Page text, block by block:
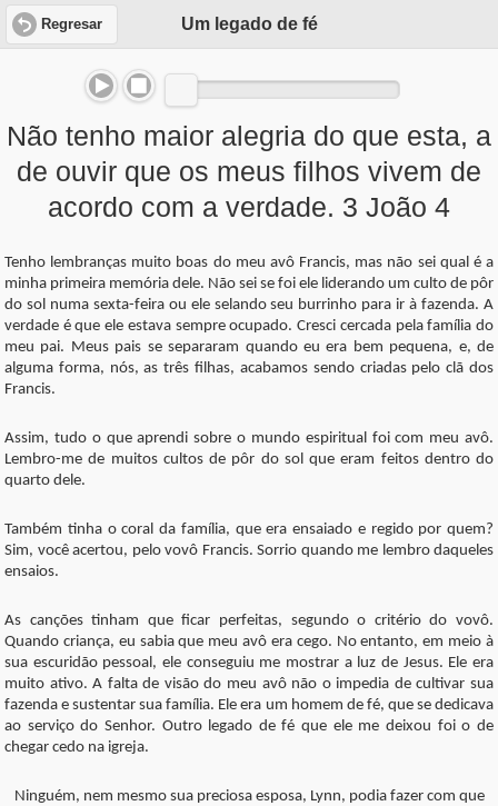
Regresar Um legado de fé
Não tenho maior alegria do que esta, a
de ouvir que os meus filhos vivem de
acordo com a verdade. 3 João 4
Tenho lembranças muito boas do meu avô Francis, mas não sei qual é a
minha primeira memória dele. Não sei se foi ele liderando um culto de pôr
do sol numa sexta-feira ou ele selando seu burrinho para ir à fazenda. A
verdade é que ele estava sempre ocupado. Cresci cercada pela família do
meu pai. Meus pais se separaram quando eu era bem pequena, e, de
alguma forma, nós, as três filhas, acabamos sendo criadas pelo clã dos
Francis.
Assim, tudo o que aprendi sobre o mundo espiritual foi com meu avô.
Lembro-me de muitos cultos de pôr do sol que eram feitos dentro do
quarto dele.
Também tinha o coral da família, que era ensaiado e regido por quem?
Sim, você acertou, pelo vovô Francis. Sorrio quando me lembro daqueles
ensaios.
As canções tinham que ficar perfeitas, segundo o critério do vovô.
Quando criança, eu sabia que meu avô era cego. No entanto, em meio à
sua escuridão pessoal, ele conseguiu me mostrar a luz de Jesus. Ele era
muito ativo. A falta de visão do meu avô não o impedia de cultivar sua
fazenda e sustentar sua família. Ele era um homem de fé, que se dedicava
ao serviço do Senhor. Outro legado de fé que ele me deixou foi o de
chegar cedo na igreja.
Ninguém, nem mesmo sua preciosa esposa, Lynn, podia fazer com que